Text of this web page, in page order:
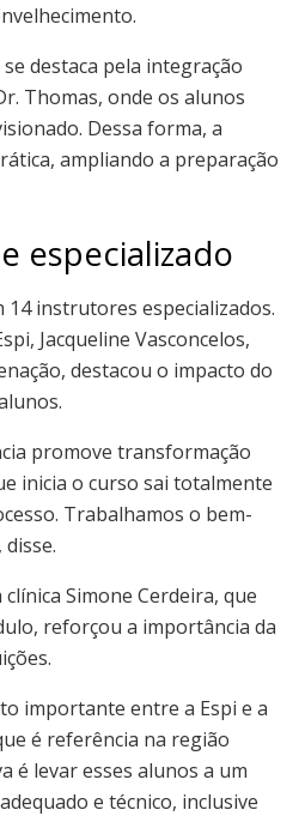
destaca pela integração
Thomas, onde os alunos
Dessa forma, a
ampliando a preparação
especializado
14 instrutores especializados.
Jacqueline Vasconcelos,
destacou o impacto do
promove transformação
inicia o curso sai totalmente
Trabalhamos o bem-
Simone Cerdeira, que
reforçou a importância da
importante entre a Espi e a
é referência na região
é levar esses alunos a um
e técnico, inclusive